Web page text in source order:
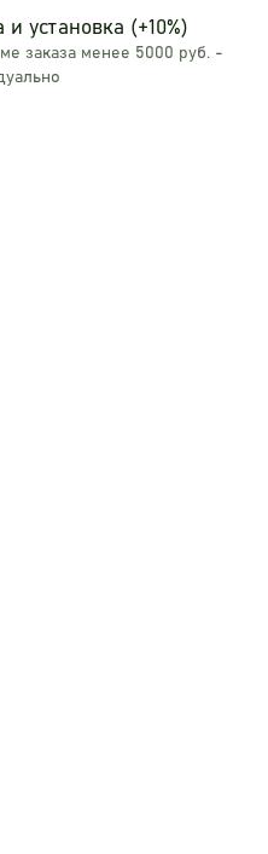
и установка (+10%)
заказа менее 5000 руб. -